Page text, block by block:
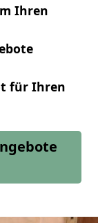
Ihren
für Ihren